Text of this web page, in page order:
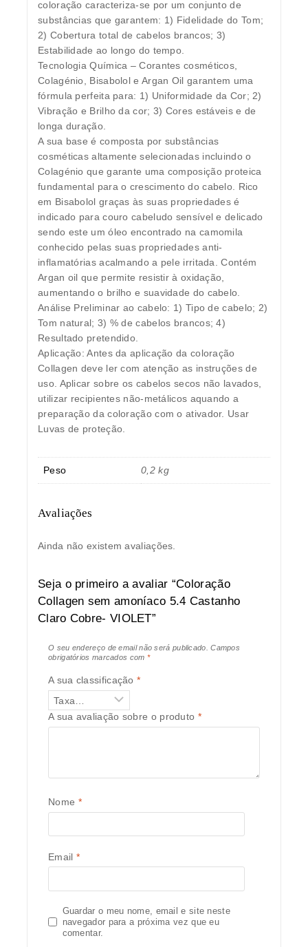
coloração caracteriza-se por um conjunto de
substâncias que garantem: 1) Fidelidade do Tom;
2) Cobertura total de cabelos brancos; 3)
Estabilidade ao longo do tempo.
Tecnologia Química – Corantes cosméticos,
Colagénio, Bisabolol e Argan Oil garantem uma
fórmula perfeita para: 1) Uniformidade da Cor; 2)
Vibração e Brilho da cor; 3) Cores estáveis e de
longa duração.
A sua base é composta por substâncias
cosméticas altamente selecionadas incluindo o
Colagénio que garante uma composição proteica
fundamental para o crescimento do cabelo. Rico
em Bisabolol graças às suas propriedades é
indicado para couro cabeludo sensível e delicado
sendo este um óleo encontrado na camomila
conhecido pelas suas propriedades anti-
inflamatórias acalmando a pele irritada. Contém
Argan oil que permite resistir à oxidação,
aumentando o brilho e suavidade do cabelo.
Análise Preliminar ao cabelo: 1) Tipo de cabelo; 2)
Tom natural; 3) % de cabelos brancos; 4)
Resultado pretendido.
Aplicação: Antes da aplicação da coloração
Collagen deve ler com atenção as instruções de
uso. Aplicar sobre os cabelos secos não lavados,
utilizar recipientes não-metálicos aquando a
preparação da coloração com o ativador. Usar
Luvas de proteção.
Peso 0,2 kg
Avaliações
Ainda não existem avaliações.
Seja o primeiro a avaliar “Coloração
Collagen sem amoníaco 5.4 Castanho
Claro Cobre- VIOLET”
O seu endereço de email não será publicado. Campos
obrigatórios marcados com *
A sua classificação*
A sua avaliação sobre o produto *
Nome *
Email *
Guardar o meu nome, email e site neste
navegador para a próxima vez que eu
comentar.